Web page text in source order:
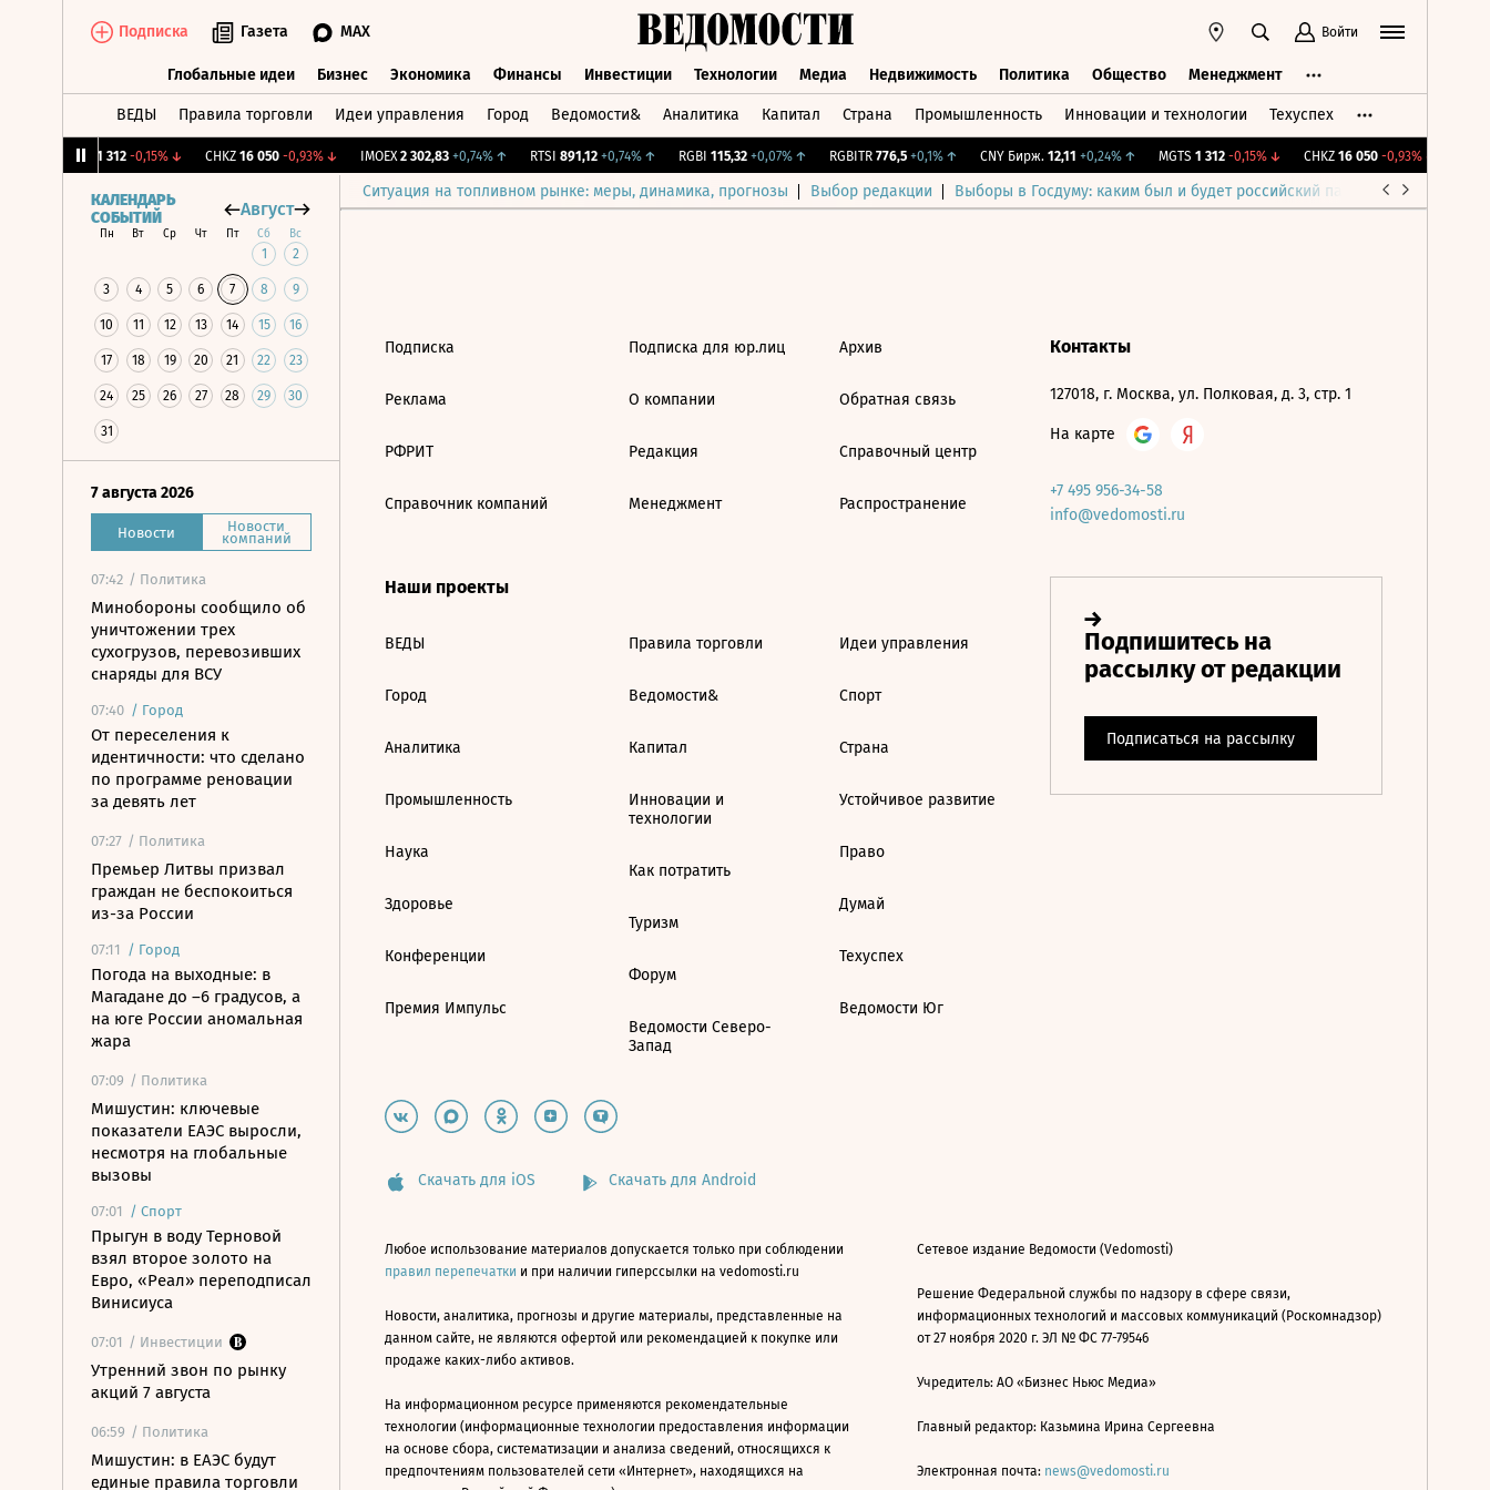
Подписка Газета MAX Войти
Глобальные идеи Бизнес Экономика Финансы Инвестиции Технологии Медиа Недвижимость Политика Общество Менеджмент
ВЕДЫ Правила торговли Идеи управления Город Ведомости& Аналитика Капитал Страна Промышленность Инновации и технологии Техуспех
1 312 -0,15%↓ CHKZ 16 050 -0,93%↓ IMOEX 2 302,83 +0,74%↑ RTSI 891,12 +0,74%↑ RGBI 115,32 +0,07%↑ RGBITR 776,5 +0,1%↑ CNY Бирж. 12,11 +0,24%↑ MGTS 1 312 -0,15%↓ CHKZ 16 050 -0,93%↓
Ситуация на топливном рынке: меры, динамика, прогнозы Выбор редакции Выборы в Госдуму: каким был и будет российский парламент
КАЛЕНДАРЬ
СОБЫТИЙ
Август
Пн Вт Ср Чт Пт Сб Вс
1 2
3 4 5 6 7 8 9
10 11 12 13 14 15 16
17 18 19 20 21 22 23
24 25 26 27 28 29 30
31
7 августа 2026
Новости Новости
компаний
07:42 / Политика
Минобороны сообщило об
уничтожении трех
сухогрузов, перевозивших
снаряды для ВСУ
07:40 / Город
От переселения к
идентичности: что сделано
по программе реновации
за девять лет
07:27 / Политика
Премьер Литвы призвал
граждан не беспокоиться
из-за России
07:11 / Город
Погода на выходные: в
Магадане до –6 градусов, а
на юге России аномальная
жара
07:09 / Политика
Мишустин: ключевые
показатели ЕАЭС выросли,
несмотря на глобальные
вызовы
07:01 / Спорт
Прыгун в воду Терновой
взял второе золото на
Евро, «Реал» переподписал
Винисиуса
07:01 / Инвестиции
Утренний звон по рынку
акций 7 августа
06:59 / Политика
Мишустин: в ЕАЭС будут
единые правила торговли
Подписка
Реклама
РФРИТ
Справочник компаний
Подписка для юр.лиц
О компании
Редакция
Менеджмент
Архив
Обратная связь
Справочный центр
Распространение
Наши проекты
ВЕДЫ
Город
Аналитика
Промышленность
Наука
Здоровье
Конференции
Премия Импульс
Правила торговли
Ведомости&
Капитал
Инновации и
технологии
Как потратить
Туризм
Форум
Ведомости Северо-
Запад
Идеи управления
Спорт
Страна
Устойчивое развитие
Право
Думай
Техуспех
Ведомости Юг
Контакты
127018, г. Москва, ул. Полковая, д. 3, стр. 1
На карте
+7 495 956-34-58
info@vedomosti.ru
Скачать для iOS Скачать для Android
Любое использование материалов допускается только при соблюдении
правил перепечатки и при наличии гиперссылки на vedomosti.ru
Новости, аналитика, прогнозы и другие материалы, представленные на
данном сайте, не являются офертой или рекомендацией к покупке или
продаже каких-либо активов.
На информационном ресурсе применяются рекомендательные
технологии (информационные технологии предоставления информации
на основе сбора, систематизации и анализа сведений, относящихся к
предпочтениям пользователей сети «Интернет», находящихся на
Сетевое издание Ведомости (Vedomosti)
Решение Федеральной службы по надзору в сфере связи,
информационных технологий и массовых коммуникаций (Роскомнадзор)
от 27 ноября 2020 г. ЭЛ № ФС 77-79546
Учредитель: АО «Бизнес Ньюс Медиа»
Главный редактор: Казьмина Ирина Сергеевна
Электронная почта: news@vedomosti.ru